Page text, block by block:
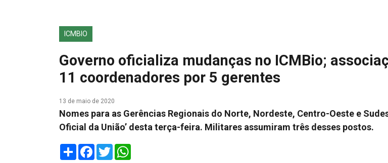
ICMBIO
Governo oficializa mudanças no ICMBio;
11 coordenadores por 5 gerentes
13 de maio de 2020
Nomes para as Gerências Regionais do Norte, Nordeste, Centro-Oeste e
Oficial da União’ desta terça-feira. Militares assumiram três desses postos.
ShareFacebook
Twitter